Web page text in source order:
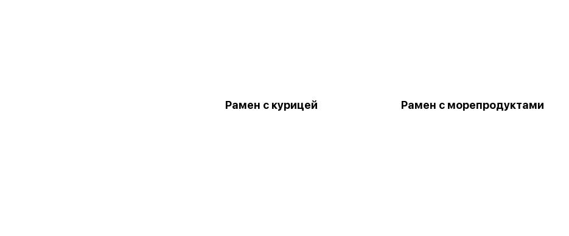
Рамен с курицей Рамен с морепродуктами